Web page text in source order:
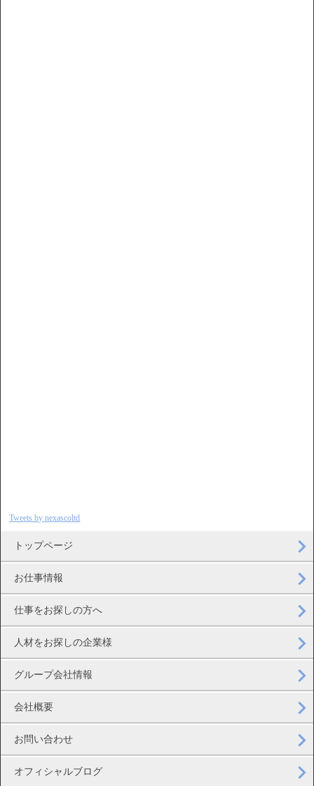
Tweets by nexascoltd
トップページ
お仕事情報
仕事をお探しの方へ
人材をお探しの企業様
グループ会社情報
会社概要
お問い合わせ
オフィシャルブログ